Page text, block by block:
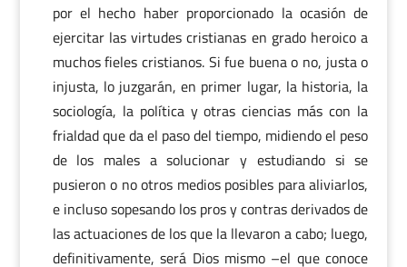
por el hecho haber proporcionado la ocasión de
ejercitar las virtudes cristianas en grado heroico a
muchos fieles cristianos. Si fue buena o no, justa o
injusta, lo juzgarán, en primer lugar, la historia, la
sociología, la política y otras ciencias más con la
frialdad que da el paso del tiempo, midiendo el peso
de los males a solucionar y estudiando si se
pusieron o no otros medios posibles para aliviarlos,
e incluso sopesando los pros y contras derivados de
las actuaciones de los que la llevaron a cabo; luego,
definitivamente, será Dios mismo –el que conoce